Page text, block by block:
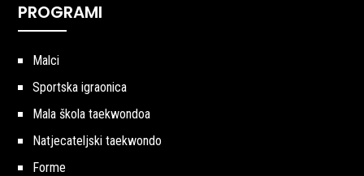
PROGRAMI
Malci
Sportska igraonica
Mala škola taekwondoa
Natjecateljski taekwondo
Forme